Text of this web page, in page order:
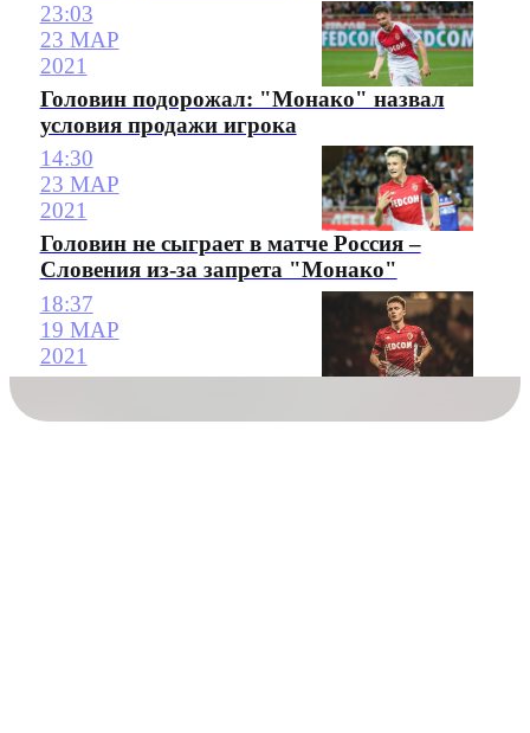
23:03
23 МАР
2021
Головин подорожал: "Монако" назвал
условия продажи игрока
14:30
23 МАР
2021
Головин не сыграет в матче Россия –
Словения из-за запрета "Монако"
18:37
19 МАР
2021